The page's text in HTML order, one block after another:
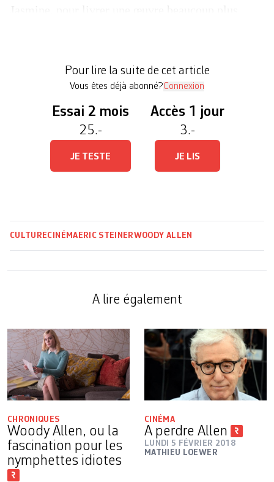
théâtre […]
Pour lire la suite de cet article
Vous êtes déjà abonné?Connexion
Essai 2 mois
25.-
JE TESTE
Accès 1 jour
3.-
JE LIS
CULTURECINÉMA ERIC STEINERWOODY ALLEN
A lire également
CHRONIQUES
Woody Allen, ou la
fascination pour les
nymphettes idiotes
CINÉMA
A perdre Allen
LUNDI 5 FÉVRIER 2018
MATHIEU LOEWER